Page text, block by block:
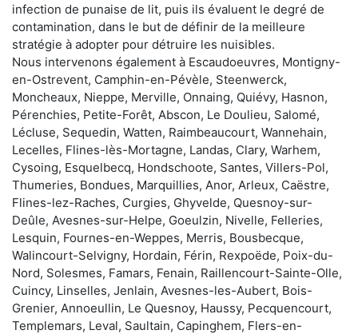
infection de punaise de lit, puis ils évaluent le degré de
contamination, dans le but de définir de la meilleure
stratégie à adopter pour détruire les nuisibles.
Nous intervenons également à Escaudoeuvres, Montigny-
en-Ostrevent, Camphin-en-Pévèle, Steenwerck,
Moncheaux, Nieppe, Merville, Onnaing, Quiévy, Hasnon,
Pérenchies, Petite-Forêt, Abscon, Le Doulieu, Salomé,
Lécluse, Sequedin, Watten, Raimbeaucourt, Wannehain,
Lecelles, Flines-lès-Mortagne, Landas, Clary, Warhem,
Cysoing, Esquelbecq, Hondschoote, Santes, Villers-Pol,
Thumeries, Bondues, Marquillies, Anor, Arleux, Caëstre,
Flines-lez-Raches, Curgies, Ghyvelde, Quesnoy-sur-
Deûle, Avesnes-sur-Helpe, Goeulzin, Nivelle, Felleries,
Lesquin, Fournes-en-Weppes, Merris, Bousbecque,
Walincourt-Selvigny, Hordain, Férin, Rexpoëde, Poix-du-
Nord, Solesmes, Famars, Fenain, Raillencourt-Sainte-Olle,
Cuincy, Linselles, Jenlain, Avesnes-les-Aubert, Bois-
Grenier, Annoeullin, Le Quesnoy, Haussy, Pecquencourt,
Templemars, Leval, Saultain, Capinghem, Flers-en-